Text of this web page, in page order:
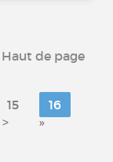
de page
15
16
> »